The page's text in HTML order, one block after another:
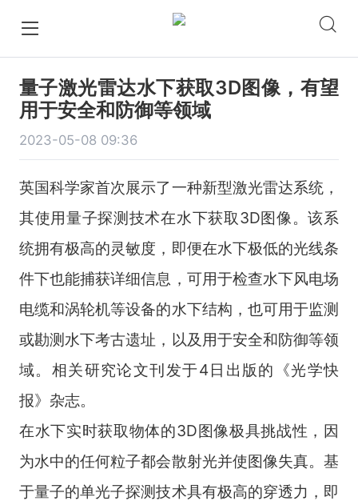
量子激光雷达水下获取3D图像，有望
用于安全和防御等领域
2023-05-08 09:36
英国科学家首次展示了一种新型激光雷达系统，
其使用量子探测技术在水下获取3D图像。该系
统拥有极高的灵敏度，即便在水下极低的光线条
件下也能捕获详细信息，可用于检查水下风电场
电缆和涡轮机等设备的水下结构，也可用于监测
或勘测水下考古遗址，以及用于安全和防御等领
域。相关研究论文刊发于4日出版的《光学快
报》杂志。
在水下实时获取物体的3D图像极具挑战性，因
为水中的任何粒子都会散射光并使图像失真。基
于量子的单光子探测技术具有极高的穿透力，即